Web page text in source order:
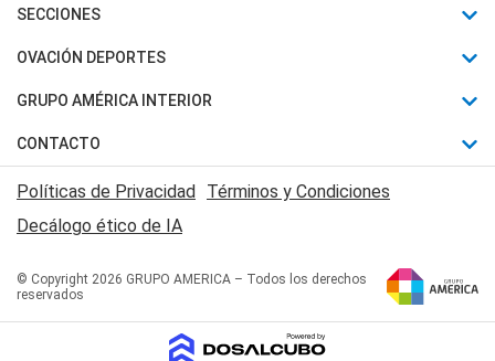
Últimas Noticias
Política
Judiciales
Economia
SECCIONES
Horóscopo
Motores
Trucos caseros
Series y Películas
Edictos y Solicitadas
OVACIÓN DEPORTES
Fútbol
Mundial
Automovilismo
Rugby
Básquet
GRUPO AMÉRICA INTERIOR
Canal 7 en Vivo
San Juan 8
CONTACTO
Acerca de Nosotros
Contactanos
Políticas de Privacidad
Términos y Condiciones
Decálogo ético de IA
© Copyright 2026 GRUPO AMERICA – Todos los derechos
reservados